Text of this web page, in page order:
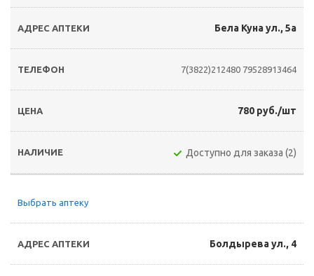
Бела Куна ул., 5а
7(3822)212480 79528913464
780 руб./шт
Доступно для заказа (2)
Выбрать аптеку
Болдырева ул., 4